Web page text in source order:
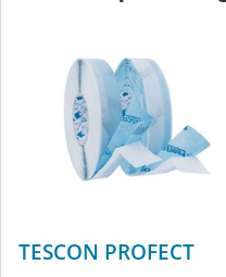
TESCON PROFECT